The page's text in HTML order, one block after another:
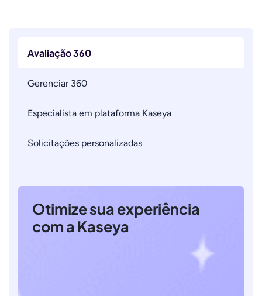
Avaliação 360
Gerenciar 360
Especialista em plataforma Kaseya
Solicitações personalizadas
Otimize sua experiência
com a Kaseya